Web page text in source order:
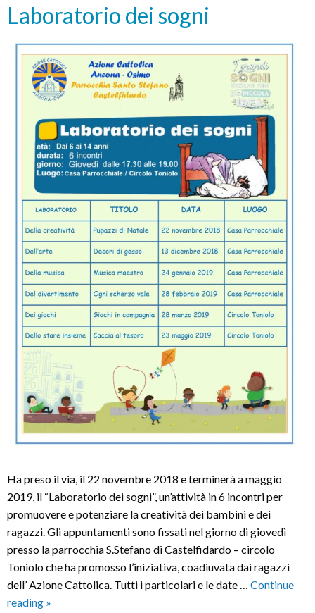
Laboratorio dei sogni
Ha preso il via, il 22 novembre 2018 e terminerà a maggio
2019, il “Laboratorio dei sogni”, un’attività in 6 incontri per
promuovere e potenziare la creatività dei bambini e dei
ragazzi. Gli appuntamenti sono fissati nel giorno di giovedì
presso la parrocchia S.Stefano di Castelfidardo – circolo
Toniolo che ha promosso l’iniziativa, coadiuvata dai ragazzi
dell’ Azione Cattolica. Tutti i particolari e le date … Continue
reading Laboratorio
»